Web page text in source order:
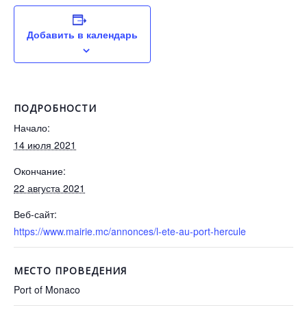
Добавить в календарь
ПОДРОБНОСТИ
Начало:
14 июля 2021
Окончание:
22 августа 2021
Веб-сайт:
https://www.mairie.mc/annonces/l-ete-au-port-hercule
МЕСТО ПРОВЕДЕНИЯ
Port of Monaco